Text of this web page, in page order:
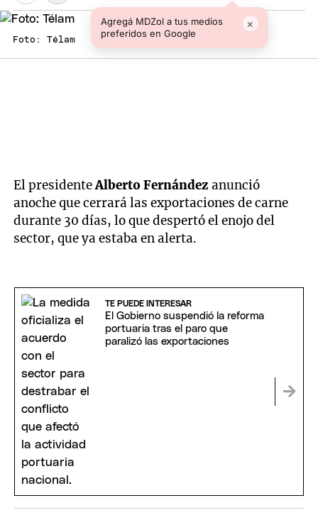
Agregá MDZol a tus medios
preferidos en Google
×
Foto: Télam
El presidenteAlberto Fernándezanunció
anoche que cerrará las exportaciones de carne
durante 30 días, lo que despertó el enojo del
sector, que ya estaba en alerta.
TE PUEDE INTERESAR
El Gobierno suspendió la reforma
portuaria tras el paro que
paralizó las exportaciones